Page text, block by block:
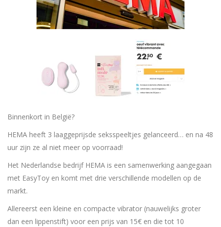
Binnenkort in België?
HEMA heeft 3 laaggeprijsde seksspeeltjes gelanceerd… en na 48
uur zijn ze al niet meer op voorraad!
Het Nederlandse bedrijf HEMA is een samenwerking aangegaan
met EasyToy en komt met drie verschillende modellen op de
markt.
Allereerst een kleine en compacte vibrator (nauwelijks groter
dan een lippenstift) voor een prijs van 15€ en die tot 10